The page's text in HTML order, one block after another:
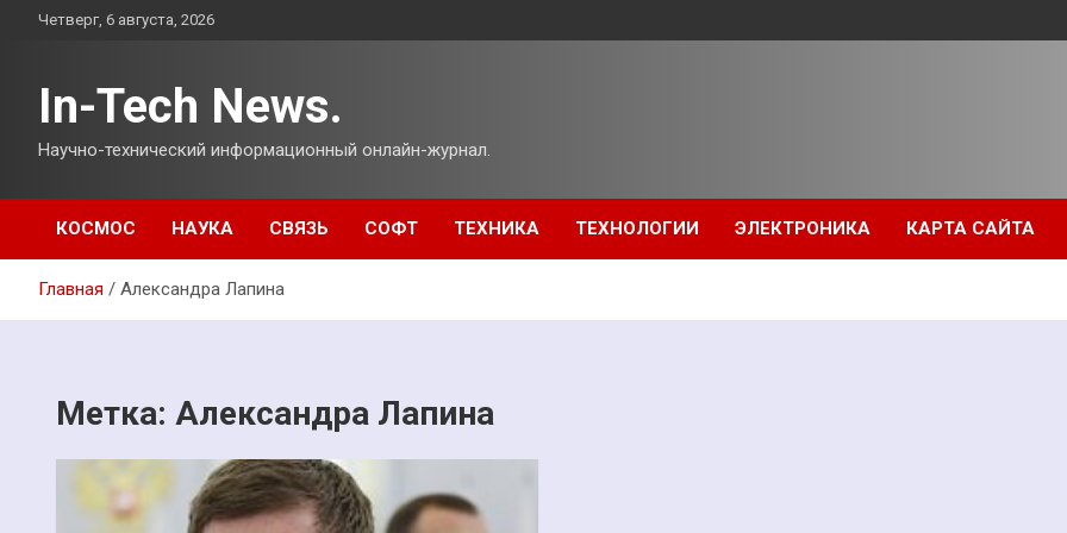
ПерейтиЧетверг, 6 августа, 2026
In-Tech News.
Научно-технический информационный онлайн-журнал.
КОСМОС НАУКА СВЯЗЬ СОФТ ТЕХНИКА ТЕХНОЛОГИИ ЭЛЕКТРОНИКА КАРТА САЙТА
Главная Александра Лапина
Метка: Александра Лапина